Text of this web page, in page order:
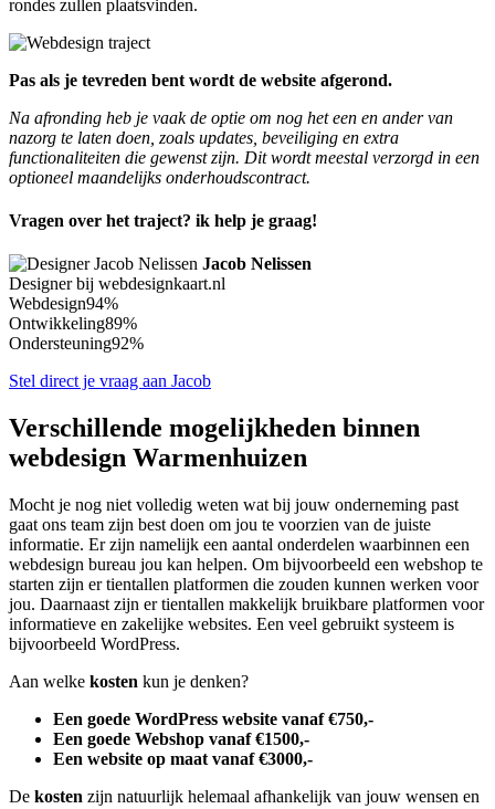
rondes zullen plaatsvinden.
Pas als je tevreden bent wordt de website afgerond.
Na afronding heb je vaak de optie om nog het een en ander van
nazorg te laten doen, zoals updates, beveiliging en extra
functionaliteiten die gewenst zijn. Dit wordt meestal verzorgd in een
optioneel maandelijks onderhoudscontract.
Vragen over het traject? ik help je graag!
Jacob Nelissen
Designer bij webdesignkaart.nl
Webdesign94%
Ontwikkeling89%
Ondersteuning92%
Stel direct je vraag aan Jacob
Verschillende mogelijkheden binnen
webdesign Warmenhuizen
Mocht je nog niet volledig weten wat bij jouw onderneming past
gaat ons team zijn best doen om jou te voorzien van de juiste
informatie. Er zijn namelijk een aantal onderdelen waarbinnen een
webdesign bureau jou kan helpen. Om bijvoorbeeld een webshop te
starten zijn er tientallen platformen die zouden kunnen werken voor
jou. Daarnaast zijn er tientallen makkelijk bruikbare platformen voor
informatieve en zakelijke websites. Een veel gebruikt systeem is
bijvoorbeeld WordPress.
Aan welke kosten kun je denken?
Een goede WordPress website vanaf €750,-
Een goede Webshop vanaf €1500,-
Een website op maat vanaf €3000,-
De kosten zijn natuurlijk helemaal afhankelijk van jouw wensen en